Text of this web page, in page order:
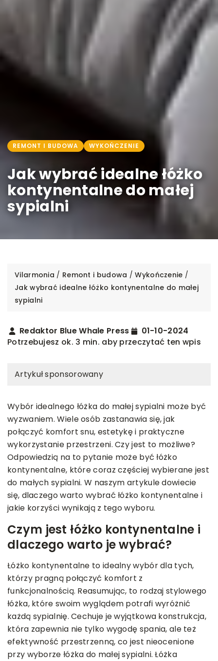
REMONT I BUDOWA WYKOŃCZENIE
Jak wybrać idealne łóżko
kontynentalne do małej
sypialni
Vilarmonia / Remont i budowa /Wykończenie /
Jak wybrać idealne łóżko kontynentalne do małej
sypialni
Redaktor Blue Whale Press
01-10-2024
Potrzebujesz ok. 3 min. aby przeczytać ten wpis
Artykuł sponsorowany
Wybór idealnego łóżka do małej sypialni może być
wyzwaniem. Wiele osób zastanawia się, jak
połączyć komfort snu, estetykę i praktyczne
wykorzystanie przestrzeni. Czy jest to możliwe?
Odpowiedzią na to pytanie może być łóżko
kontynentalne, które coraz częściej wybierane jest
do małych sypialni. W naszym artykule dowiecie
się, dlaczego warto wybrać łóżko kontynentalne i
jakie korzyści wynikają z tego wyboru.
Czym jest łóżko kontynentalne i
dlaczego warto je wybrać?
Łóżko kontynentalne to idealny wybór dla tych,
którzy pragną połączyć komfort z
funkcjonalnością. Reasumując, to rodzaj stylowego
łóżka, które swoim wyglądem potrafi wyróżnić
każdą sypialnię. Cechuje je wyjątkowa konstrukcja,
która zapewnia nie tylko wygodę spania, ale też
efektywność przestrzenną, co jest nieocenione
przy wyborze łóżka do małej sypialni. Łóżka